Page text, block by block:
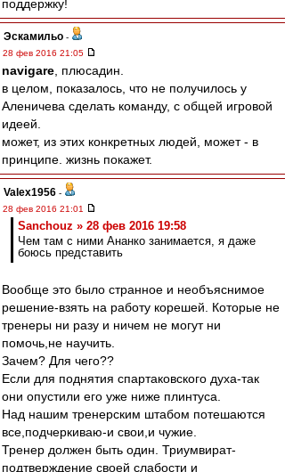
поддержку!
Эскамильо -
28 фев 2016 21:05
navigare , плюсадин.
в целом, показалось, что не получилось у
Аленичева сделать команду, с общей игровой
идеей.
может, из этих конкретных людей, может - в
принципе. жизнь покажет.
Valex1956 -
28 фев 2016 21:01
Sanchouz » 28 фев 2016 19:58
Чем там с ними Ананко занимается, я даже
боюсь представить
Вообще это было странное и необъяснимое
решение-взять на работу корешей. Которые не
тренеры ни разу и ничем не могут ни
помочь,не научить.
Зачем? Для чего??
Если для поднятия спартаковского духа-так
они опустили его уже ниже плинтуса.
Над нашим тренерским штабом потешаются
все,подчеркиваю-и свои,и чужие.
Тренер должен быть один. Триумвират-
подтверждение своей слабости и